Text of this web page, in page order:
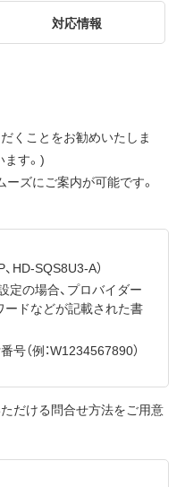
対応情報
くことをお勧めいたしま
す。)
ズにご案内が可能です。
HD-SQS8U3-A）
定の場合、プロバイダー
ドなどが記載された書
（例：W1234567890）
だける問合せ方法をご用意